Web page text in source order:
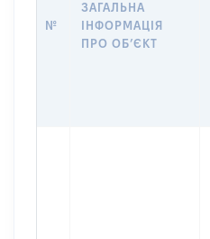
№
ЗАГАЛЬНА
ІНФОРМАЦІЯ
ПРО ОБʼЄКТ